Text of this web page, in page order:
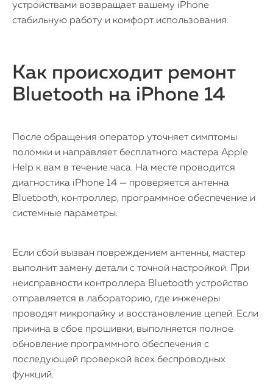
устройствами возвращает вашему iPhone
стабильную работу и комфорт использования.
Как происходит ремонт
Bluetooth на iPhone 14
После обращения оператор уточняет симптомы
поломки и направляет бесплатного мастера Apple
Help к вам в течение часа. На месте проводится
диагностика iPhone 14 — проверяется антенна
Bluetooth, контроллер, программное обеспечение и
системные параметры.
Если сбой вызван повреждением антенны, мастер
выполнит замену детали с точной настройкой. При
неисправности контроллера Bluetooth устройство
отправляется в лабораторию, где инженеры
проводят микропайку и восстановление цепей. Если
причина в сбое прошивки, выполняется полное
обновление программного обеспечения с
последующей проверкой всех беспроводных
функций.